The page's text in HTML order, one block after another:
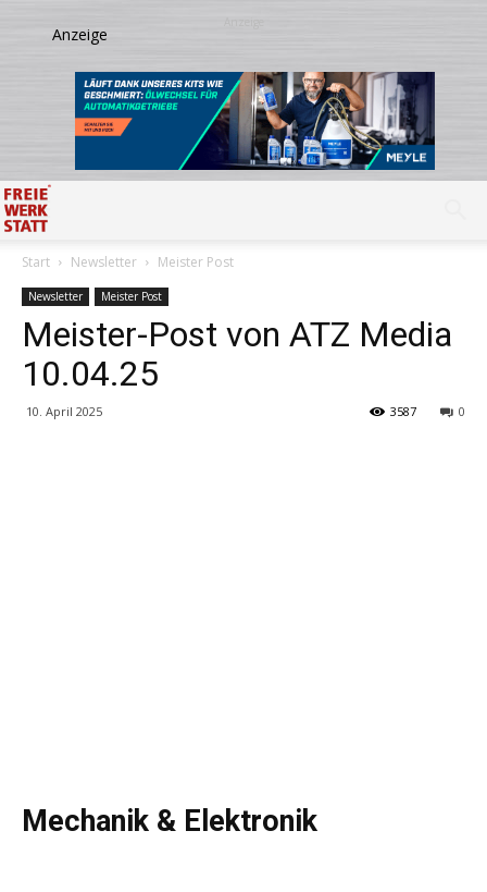
Start Newsletter Meister Post
Newsletter Meister Post
Meister-Post von ATZ Media
10.04.25
10. April 2025 0
3587
Mechanik & Elektronik